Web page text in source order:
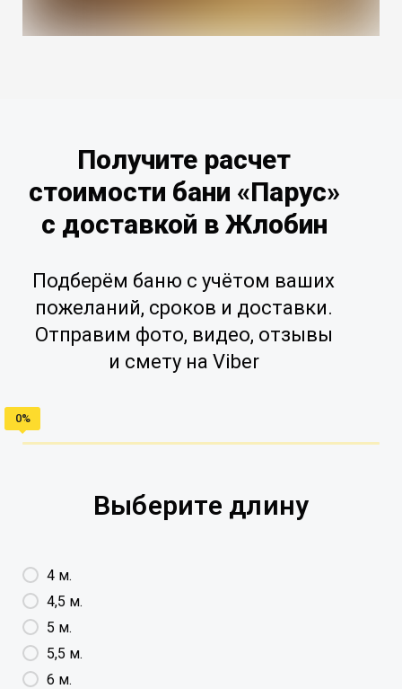
Подберём баню с учётом ваших
пожеланий, сроков и доставки.
Отправим фото, видео, отзывы
и смету на Viber
Получите расчет
стоимости бани «Парус»
с доставкой в Жлобин
Выберите длину
4 м.
4,5 м.
5 м.
5,5 м.
6 м.